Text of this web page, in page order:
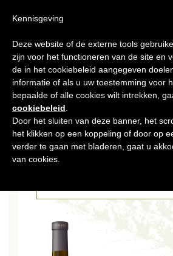
20 DEC 2017
VDL-
Kennisgeving
Deze website of de externe tools
zijn voor het functioneren van de site en
de in het cookiebeleid aangegeven
informatie of als u uw toestemming voor
bepaalde of alle cookies wilt intrekken,
cookiebeleid
Door het sluiten van deze banner, het
het klikken op een koppeling of door op
verder te gaan met bladeren, gaat u
van cookies.